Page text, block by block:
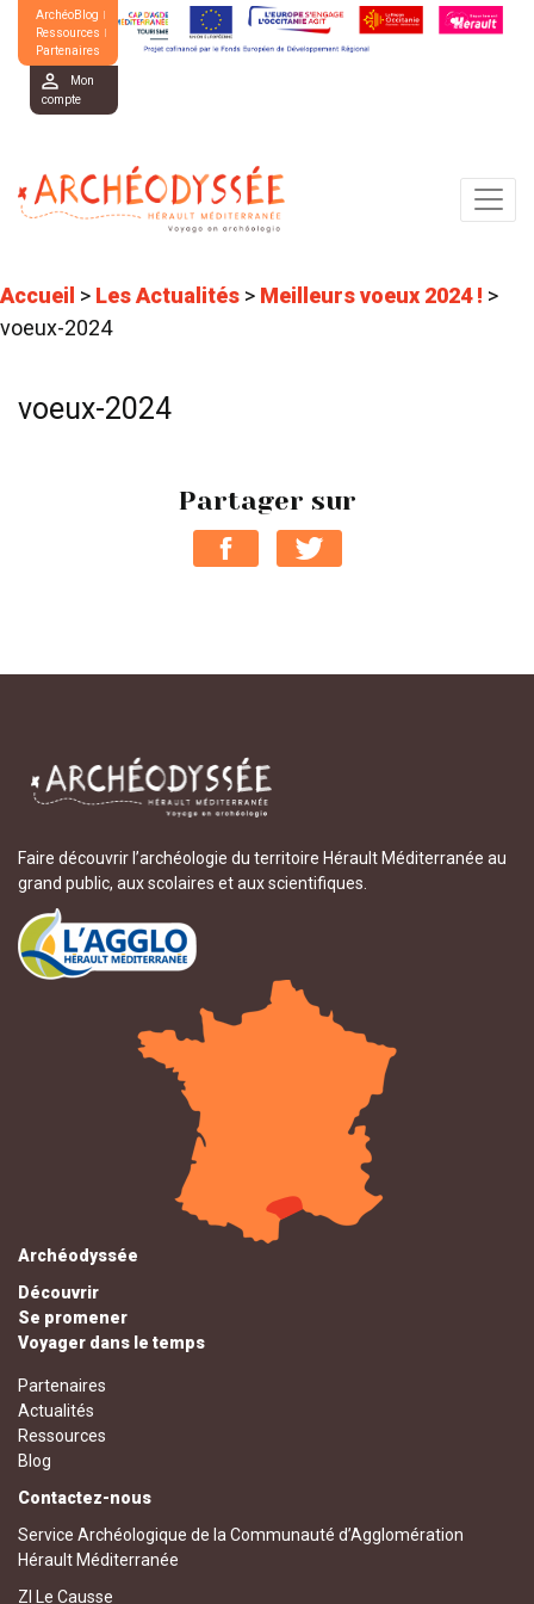
ArchéoBlog
Ressources
Partenaires
Mon
compte
Accueil > Les Actualités > Meilleurs voeux 2024 ! >
voeux-2024
voeux-2024
Partager sur
Faire découvrir l’archéologie du territoire Hérault Méditerranée au
grand public, aux scolaires et aux scientifiques.
Archéodyssée
Découvrir
Se promener
Voyager dans le temps
Partenaires
Actualités
Ressources
Blog
Contactez-nous
Service Archéologique de la Communauté d’Agglomération
Hérault Méditerranée
ZI Le Causse